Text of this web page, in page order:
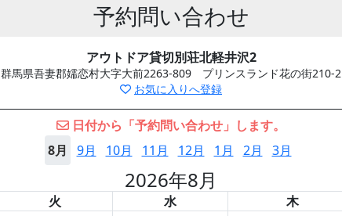
予約問い合わせ
アウトドア貸切別荘北軽井沢2
群馬県吾妻郡嬬恋村大字大前2263-809 プリンスランド花の街210-2
お気に入りへ登録
日付から「予約問い合わせ」します。
8月
9月 10月 11月 12月 1月 2月 3月
2026年8月
火 水 木